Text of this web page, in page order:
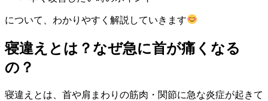
について、わかりやすく解説していきます
寝違えとは？なぜ急に首が痛くなる
の？
寝違えとは、首や肩まわりの筋肉・関節に急な炎症が起きて